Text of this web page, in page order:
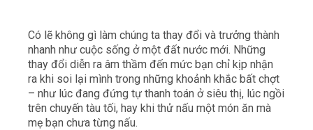
Có lẽ không gì làm chúng ta thay đổi và trưởng thành
nhanh như cuộc sống ở một đất nước mới. Những
thay đổi diễn ra âm thầm đến mức bạn chỉ kịp nhận
ra khi soi lại mình trong những khoảnh khắc bất chợt
– như lúc đang đứng tự thanh toán ở siêu thị, lúc ngồi
trên chuyến tàu tối, hay khi thử nấu một món ăn mà
mẹ bạn chưa từng nấu.